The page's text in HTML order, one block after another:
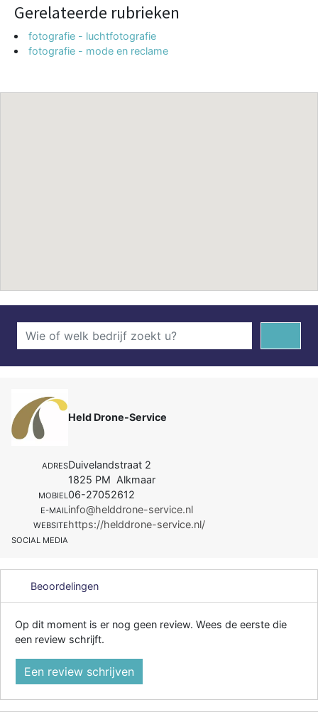
Gerelateerde rubrieken
fotografie - luchtfotografie
fotografie - mode en reclame
Held Drone-Service
ADRESDuivelandstraat 2
1825 PM Alkmaar
MOBIEL 06-27052612
E-MAIL info@helddrone-service.nl
WEBSITEhttps://helddrone-service.nl/
SOCIAL MEDIA
Beoordelingen
Op dit moment is er nog geen review. Wees de eerste die
een review schrijft.
Een review schrijven